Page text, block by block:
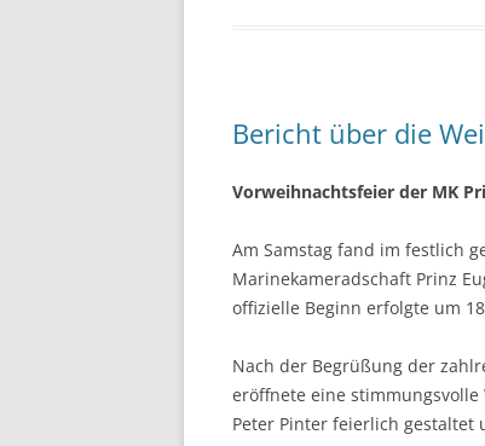
Bericht über die
Vorweihnachtsfeier der MK
Am Samstag fand im festlich
Marinekameradschaft Prinz
offizielle Beginn erfolgte um
Nach der Begrüßung der
eröffnete eine
Peter Pinter feierlich gestaltet